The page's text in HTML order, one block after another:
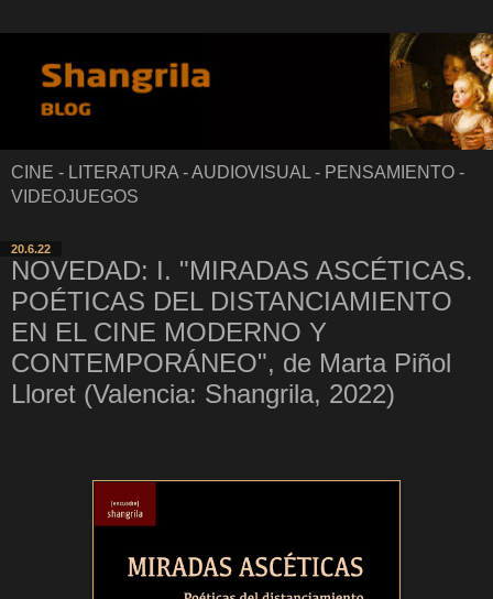
CINE - LITERATURA - AUDIOVISUAL - PENSAMIENTO -
VIDEOJUEGOS
20.6.22
NOVEDAD: I. "MIRADAS ASCÉTICAS.
POÉTICAS DEL DISTANCIAMIENTO
EN EL CINE MODERNO Y
CONTEMPORÁNEO", de Marta Piñol
Lloret (Valencia: Shangrila, 2022)